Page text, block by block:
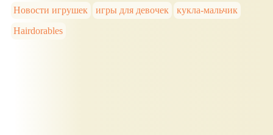
Новости игрушек
игры для девочек
кукла-мальчик
Hairdorables